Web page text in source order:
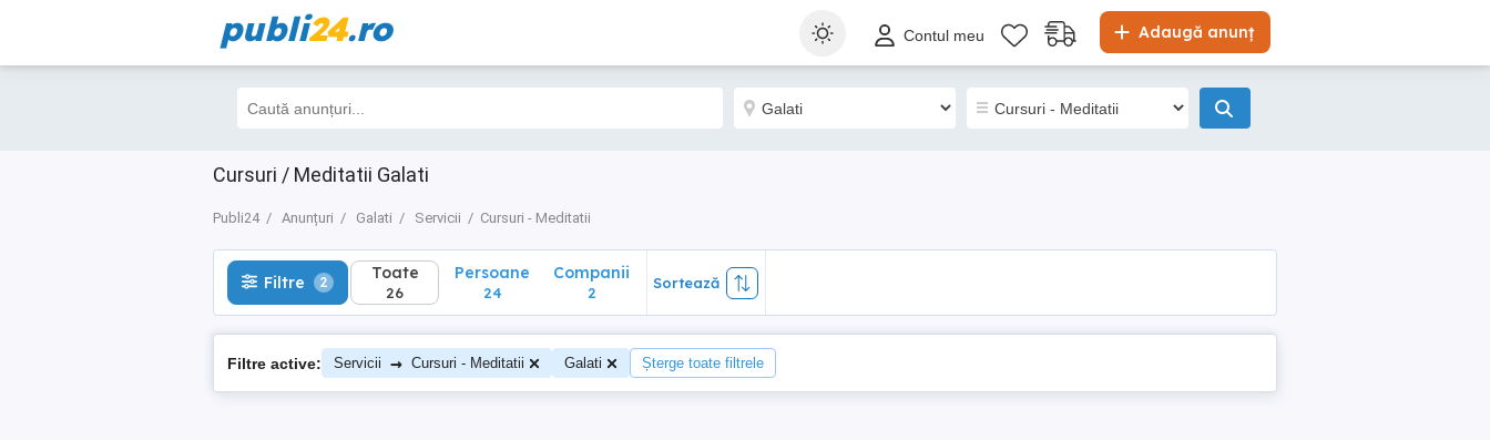
publi24.ro Adaugă anunț
Contul meu
Cursuri / Meditatii Galati
Publi24 Anunțuri Galati Servicii Cursuri - Meditatii
Filtre 2 Toate
26
Filtre 2 Toate
26
Persoane
24
Companii
2
Sortează
Filtre active: Servicii → Cursuri - Meditatii Galati Șterge toate filtrele